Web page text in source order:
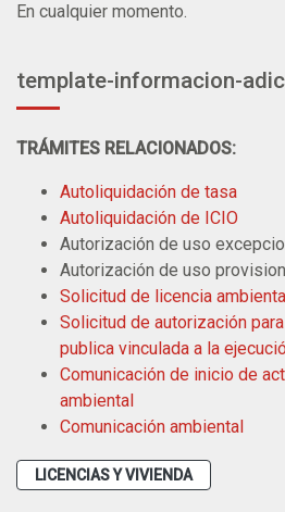
En cualquier momento.
template-informacion-
TRÁMITES RELACIONADOS:
Autoliquidación de tasa
Autoliquidación de ICIO
Autorización de uso
Autorización de uso
Solicitud de licencia
Solicitud de autorización
publica vinculada a la
Comunicación de inicio de
ambiental
Comunicación ambiental
LICENCIAS Y VIVIENDA